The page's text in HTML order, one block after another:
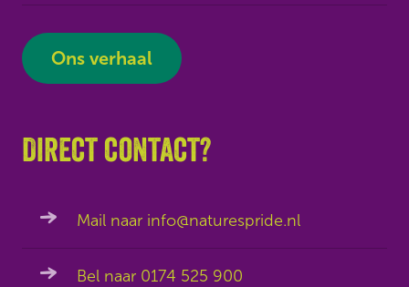
Ons verhaal
Direct contact?
Mail naar info@naturespride.nl
Bel naar 0174 525 900